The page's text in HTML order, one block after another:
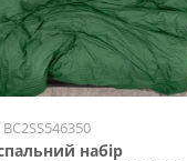
набір